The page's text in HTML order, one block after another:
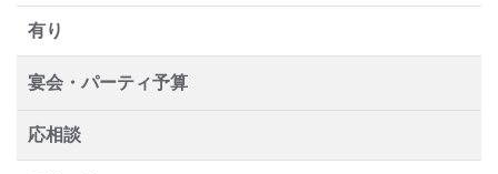
有り
宴会・パーティ予算
応相談